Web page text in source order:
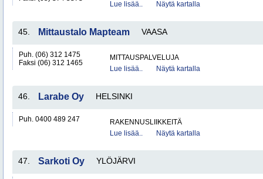
Lue lisää..
Näytä kartalla
45. Mittaustalo Mapteam VAASA
Puh. (06) 312 1475
Faksi (06) 312 1465
MITTAUSPALVELUJA
Lue lisää..
Näytä kartalla
46. Larabe Oy HELSINKI
Puh. 0400 489 247
RAKENNUSLIIKKEITÄ
Lue lisää..
Näytä kartalla
47. Sarkoti Oy YLÖJÄRVI